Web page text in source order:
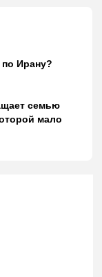
Ирану?
семью
мало